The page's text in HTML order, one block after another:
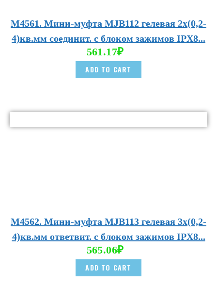
М4561. Мини-муфта MJB112 гелевая 2х(0,2-
4)кв.мм соединит. с блоком зажимов IPX8...
561.17₽
ADD TO CART
М4562. Мини-муфта MJB113 гелевая 3х(0,2-
4)кв.мм ответвит. с блоком зажимов IPX8...
565.06₽
ADD TO CART